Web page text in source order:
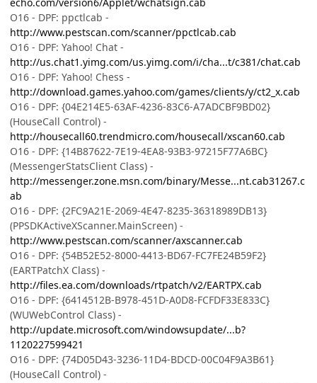
O16 - DPF: ppctlcab -
http://www.pestscan.com/scanner/ppctlcab.cab
O16 - DPF: Yahoo! Chat -
http://us.chat1.yimg.com/us.yimg.com/i/cha...t/c381/chat.cab
O16 - DPF: Yahoo! Chess -
http://download.games.yahoo.com/games/clients/y/ct2_x.cab
O16 - DPF: {04E214E5-63AF-4236-83C6-A7ADCBF9BD02}
(HouseCall Control) -
http://housecall60.trendmicro.com/housecall/xscan60.cab
O16 - DPF: {14B87622-7E19-4EA8-93B3-97215F77A6BC}
(MessengerStatsClient Class) -
http://messenger.zone.msn.com/binary/Messe...nt.cab31267.c
ab
O16 - DPF: {2FC9A21E-2069-4E47-8235-36318989DB13}
(PPSDKActiveXScanner.MainScreen) -
http://www.pestscan.com/scanner/axscanner.cab
O16 - DPF: {54B52E52-8000-4413-BD67-FC7FE24B59F2}
(EARTPatchX Class) -
http://files.ea.com/downloads/rtpatch/v2/EARTPX.cab
O16 - DPF: {6414512B-B978-451D-A0D8-FCFDF33E833C}
(WUWebControl Class) -
http://update.microsoft.com/windowsupdate/...b?
1120227599421
O16 - DPF: {74D05D43-3236-11D4-BDCD-00C04F9A3B61}
(HouseCall Control) -